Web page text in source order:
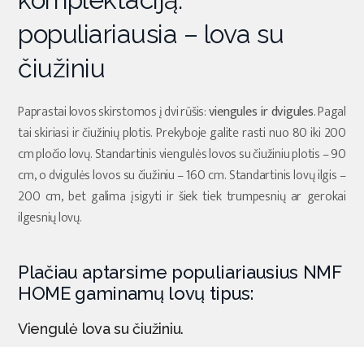
populiariausia – lova su
čiužiniu
Paprastai lovos skirstomos į dvi rūšis:viengules ir dvigules. Pagal
tai skiriasi ir čiužinių plotis. Prekyboje galite rasti nuo 80 iki 200
cm pločio lovų. Standartinis viengulės lovos su čiužiniu plotis – 90
cm, o dvigulės lovos su čiužiniu – 160 cm. Standartinis lovų ilgis –
200 cm, bet galima įsigyti ir šiek tiek trumpesnių ar gerokai
ilgesnių lovų.
Plačiau aptarsime populiariausius NMF
HOME gaminamų lovų tipus:
Viengulė lova su čiužiniu.